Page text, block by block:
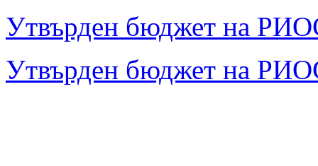
Утвърден бюджет на
Утвърден бюджет на